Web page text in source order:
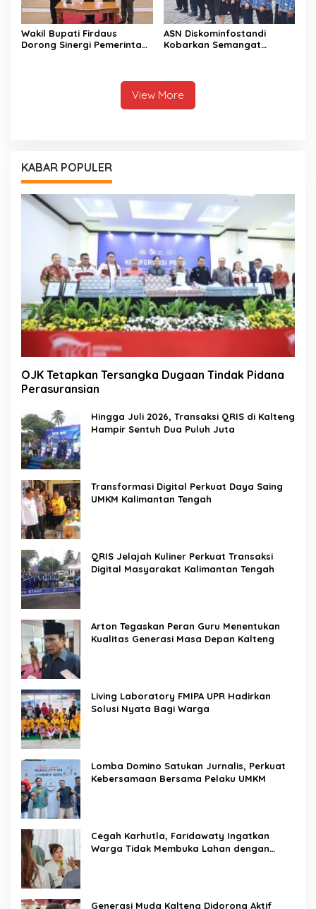
Wakil Bupati Firdaus
Dorong Sinergi Pemerintah
ASN Diskominfostandi
Kobarkan Semangat
View More
KABAR POPULER
OJK Tetapkan Tersangka Dugaan Tindak Pidana
Perasuransian
Hingga Juli 2026, Transaksi QRIS di Kalteng
Hampir Sentuh Dua Puluh Juta
Transformasi Digital Perkuat Daya Saing
UMKM Kalimantan Tengah
QRIS Jelajah Kuliner Perkuat Transaksi
Digital Masyarakat Kalimantan Tengah
Arton Tegaskan Peran Guru Menentukan
Kualitas Generasi Masa Depan Kalteng
Living Laboratory FMIPA UPR Hadirkan
Solusi Nyata Bagi Warga
Lomba Domino Satukan Jurnalis, Perkuat
Kebersamaan Bersama Pelaku UMKM
Cegah Karhutla, Faridawaty Ingatkan
Warga Tidak Membuka Lahan dengan
Generasi Muda Kalteng Didorong Aktif